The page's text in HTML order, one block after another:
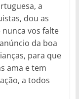
a
dou as
vos falte
da boa
para que
ama e tem
a todos